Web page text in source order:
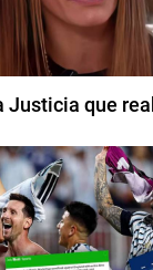
Justicia que